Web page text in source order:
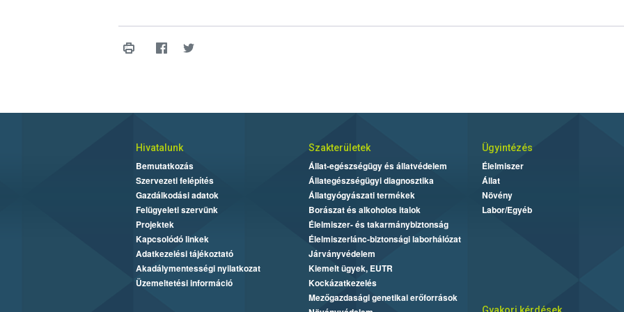
Hivatalunk
Bemutatkozás
Szervezeti felépítés
Gazdálkodási adatok
Felügyeleti szervünk
Projektek
Kapcsolódó linkek
Adatkezelési tájékoztató
Akadálymentességi nyilatkozat
Üzemeltetési információ
Szakterületek
Állat-egészségügy és állatvédelem
Állategészségügyi diagnosztika
Állatgyógyászati termékek
Borászat és alkoholos italok
Élelmiszer- és takarmánybiztonság
Élelmiszerlánc-biztonsági laborhálózat
Járványvédelem
Kiemelt ügyek, EUTR
Kockázatkezelés
Mezőgazdasági genetikai erőforrások
Ügyintézés
Élelmiszer
Állat
Növény
Labor/Egyéb